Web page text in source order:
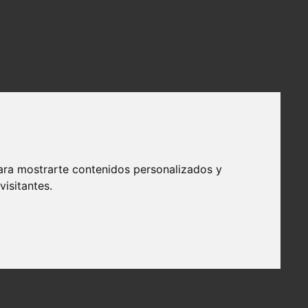
mostrarte contenidos personalizados y